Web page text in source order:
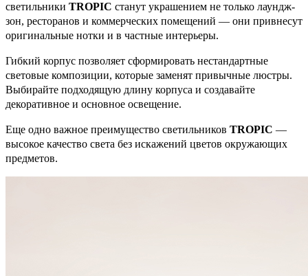
светильники TROPIC станут украшением не только лаундж-
зон, ресторанов и коммерческих помещений — они привнесут
оригинальные нотки и в частные интерьеры.
Гибкий корпус позволяет сформировать нестандартные
световые композиции, которые заменят привычные люстры.
Выбирайте подходящую длину корпуса и создавайте
декоративное и основное освещение.
Еще одно важное преимущество светильников TROPIC —
высокое качество света без искажений цветов окружающих
предметов.